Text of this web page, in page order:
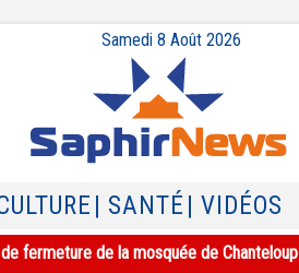
Samedi 8 Août 2026
CULTURE | SANTÉ | VIDÉOS
fermeture de la mosquée de Chanteloup